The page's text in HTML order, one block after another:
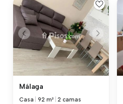
Málaga
Casa |92 m² |2 camas